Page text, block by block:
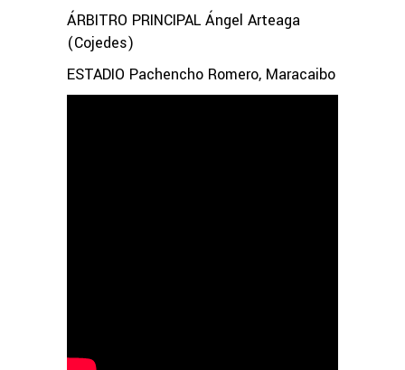
ÁRBITRO PRINCIPAL Ángel Arteaga
(Cojedes)
ESTADIO Pachencho Romero, Maracaibo